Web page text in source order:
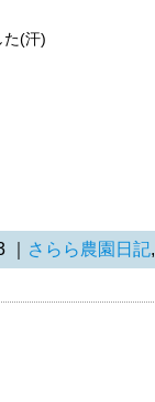
た(汗)
さらら農園日記,